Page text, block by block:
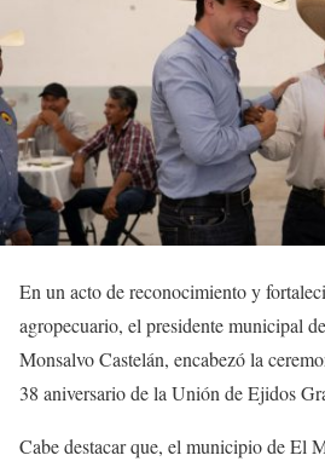
En un acto de reconocimiento y
agropecuario, el presidente municipal
Monsalvo Castelán, encabezó la
38 aniversario de la Unión de Ejidos
Cabe destacar que, el municipio de El